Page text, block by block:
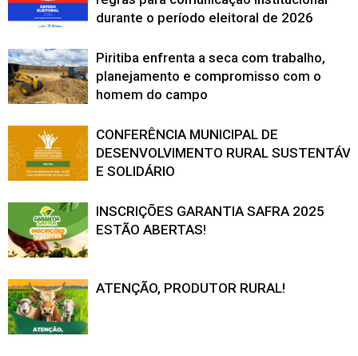
durante o período eleitoral de 2026
Piritiba enfrenta a seca com trabalho,
planejamento e compromisso com o
homem do campo
CONFERÊNCIA MUNICIPAL DE
DESENVOLVIMENTO RURAL
E SOLIDÁRIO
INSCRIÇÕES GARANTIA SAFRA 2025
ESTÃO ABERTAS!
ATENÇÃO, PRODUTOR RURAL!